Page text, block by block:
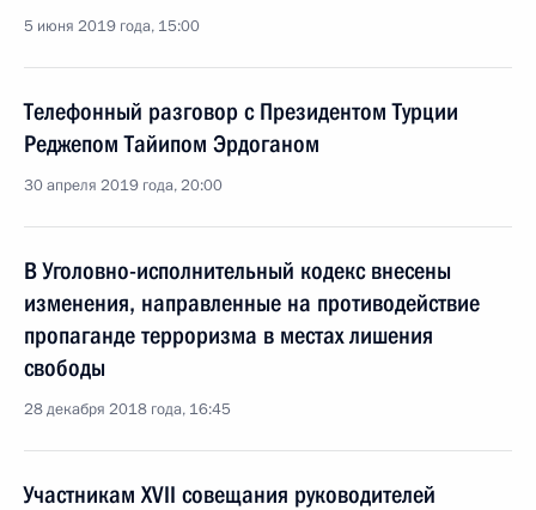
5 июня 2019 года, 15:00
Телефонный разговор с Президентом Турции
Реджепом Тайипом Эрдоганом
30 апреля 2019 года, 20:00
В Уголовно-исполнительный кодекс внесены
изменения, направленные на противодействие
пропаганде терроризма в местах лишения
свободы
28 декабря 2018 года, 16:45
Участникам XVII совещания руководителей